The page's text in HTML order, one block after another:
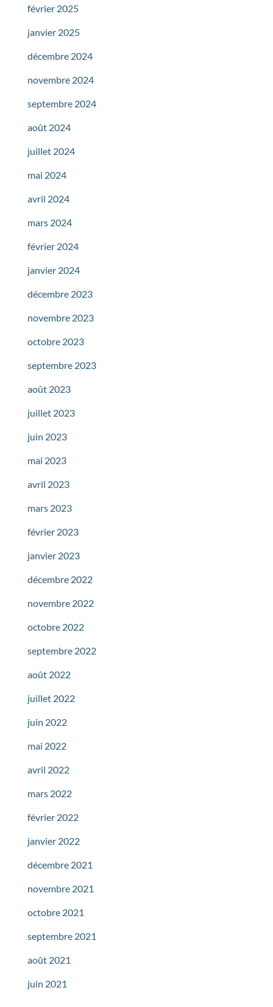
février 2025
janvier 2025
décembre 2024
novembre 2024
septembre 2024
août 2024
juillet 2024
mai 2024
avril 2024
mars 2024
février 2024
janvier 2024
décembre 2023
novembre 2023
octobre 2023
septembre 2023
août 2023
juillet 2023
juin 2023
mai 2023
avril 2023
mars 2023
février 2023
janvier 2023
décembre 2022
novembre 2022
octobre 2022
septembre 2022
août 2022
juillet 2022
juin 2022
mai 2022
avril 2022
mars 2022
février 2022
janvier 2022
décembre 2021
novembre 2021
octobre 2021
septembre 2021
août 2021
juin 2021